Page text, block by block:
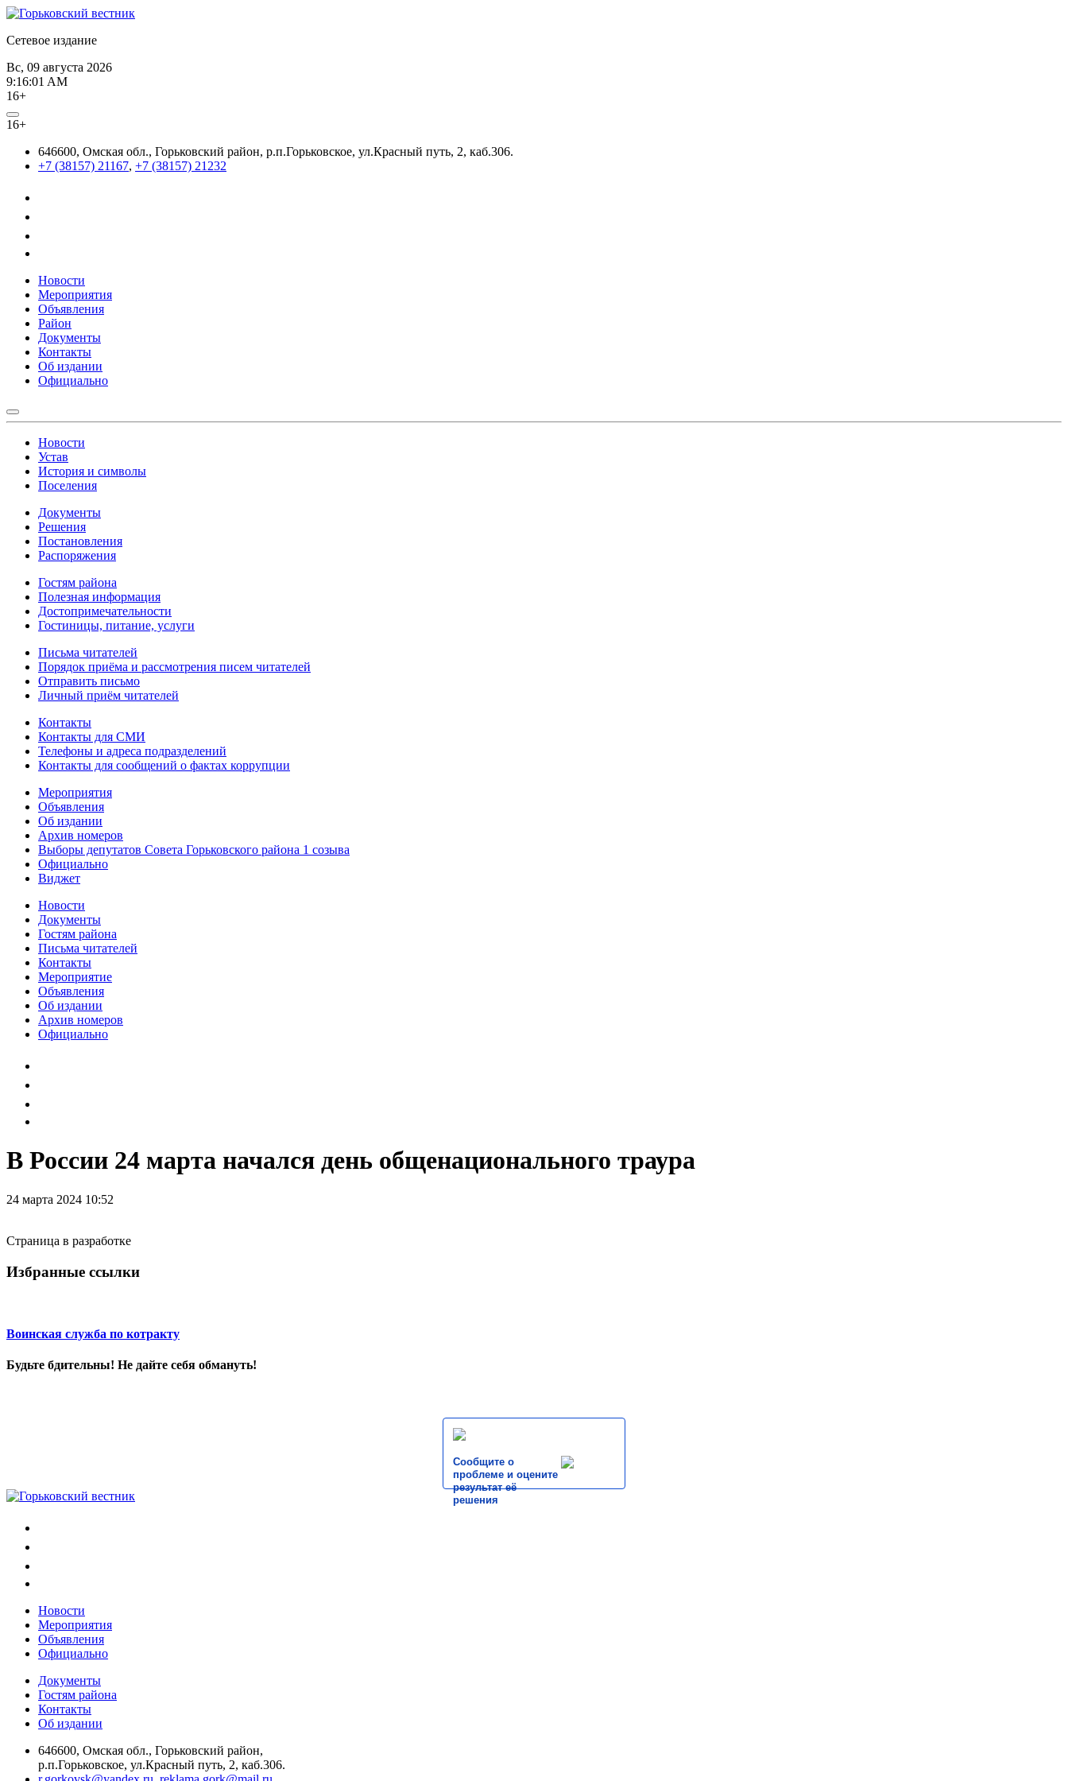
Сетевое издание
Вс, 09 августа 2026
9:16:02 AM
16+
16+
646600, Омская обл., Горьковский район, р.п.Горьковское, ул.Красный путь, 2, каб.306.
+7 (38157) 21167, +7 (38157) 21232
Новости
Мероприятия
Объявления
Район
Документы
Контакты
Об издании
Официально
Новости
Устав
История и символы
Поселения
Документы
Решения
Постановления
Распоряжения
Гостям района
Полезная информация
Достопримечательности
Гостиницы, питание, услуги
Письма читателей
Порядок приёма и рассмотрения писем читателей
Отправить письмо
Личный приём читателей
Контакты
Контакты для СМИ
Телефоны и адреса подразделений
Контакты для сообщений о фактах коррупции
Мероприятия
Объявления
Об издании
Архив номеров
Выборы депутатов Совета Горьковского района 1 созыва
Официально
Виджет
Новости
Документы
Гостям района
Письма читателей
Контакты
Мероприятие
Объявления
Об издании
Архив номеров
Официально
В России 24 марта начался день общенационального траура
24 марта 2024 10:52
Страница в разработке
Избранные ссылки
Воинская служба по котракту
Будьте бдительны! Не дайте себя обмануть!
Сообщите о
проблеме и оцените
результат её
решения
Новости
Мероприятия
Объявления
Официально
Документы
Гостям района
Контакты
Об издании
646600, Омская обл., Горьковский район,
р.п.Горьковское, ул.Красный путь, 2, каб.306.